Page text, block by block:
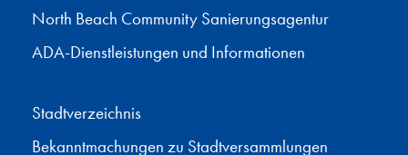
North Beach Community Sanierungsagentur
ADA-Dienstleistungen und Informationen
Stadtverzeichnis
Bekanntmachungen zu Stadtversammlungen